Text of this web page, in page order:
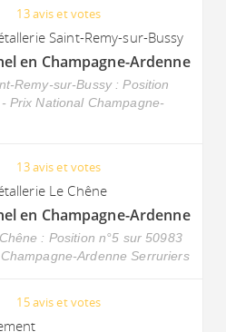
13 avis et votes
Saint-Remy-sur-Bussy
en Champagne-Ardenne
Remy-sur-Bussy : Position
Prix National Champagne-
13 avis et votes
Le Chêne
en Champagne-Ardenne
: Position n°5 sur 50983
Ardenne Serruriers
15 avis et votes